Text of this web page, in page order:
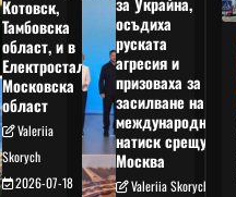
Котовск,
Тамбовска
област, и в
Електростал,
Московска
област
Valeriia
Skorych
2026-07-18
осъдиха
руската
агресия и
призоваха за
засилване на
международния
натиск срещу
Москва
Valeriia Skorych